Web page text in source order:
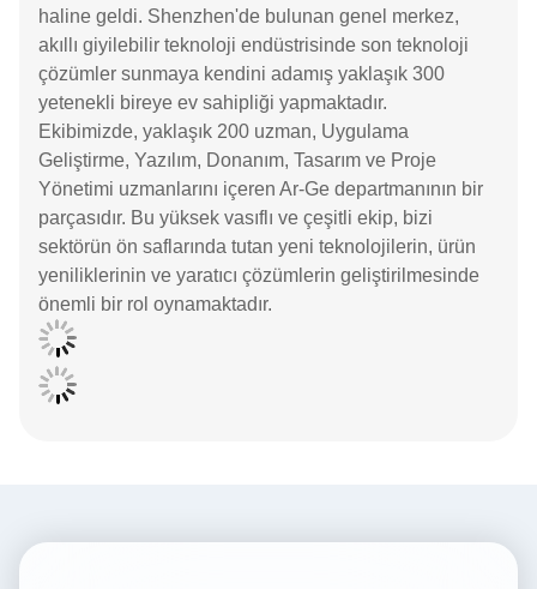
haline geldi. Shenzhen'de bulunan genel merkez,
akıllı giyilebilir teknoloji endüstrisinde son teknoloji
çözümler sunmaya kendini adamış yaklaşık 300
yetenekli bireye ev sahipliği yapmaktadır.
Ekibimizde, yaklaşık 200 uzman, Uygulama
Geliştirme, Yazılım, Donanım, Tasarım ve Proje
Yönetimi uzmanlarını içeren Ar-Ge departmanının bir
parçasıdır. Bu yüksek vasıflı ve çeşitli ekip, bizi
sektörün ön saflarında tutan yeni teknolojilerin, ürün
yeniliklerinin ve yaratıcı çözümlerin geliştirilmesinde
önemli bir rol oynamaktadır.